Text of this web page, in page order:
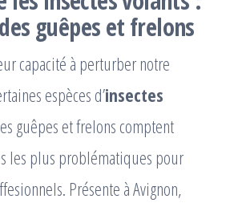
guêpes et frelons
capacité à perturber notre
espèces d’insectes
guêpes et frelons comptent
les plus problématiques pour
Présente à Avignon,